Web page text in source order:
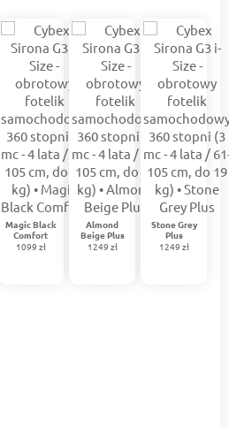
Magic Black
Comfort
1099 zł
Almond
Beige Plus
1249 zł
Stone Grey
Plus
1249 zł